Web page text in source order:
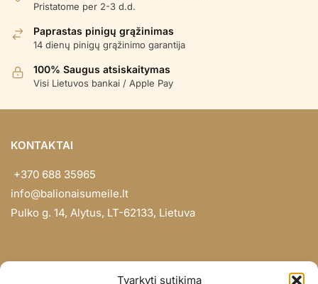
Tvarkyti sutikimą
Pristatome per 2-3 d.d.
Paprastas pinigų grąžinimas
14 dienų pinigų grąžinimo garantija
100% Saugus atsiskaitymas
Visi Lietuvos bankai / Apple Pay
KONTAKTAI
+370 688 35965
info@balionaisumeile.lt
Pulko g. 14, Alytus, LT-62133, Lietuva